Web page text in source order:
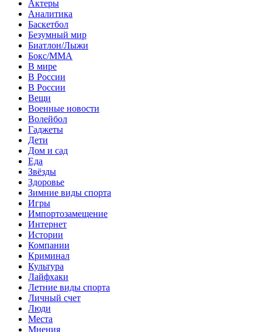
Актеры
Аналитика
Баскетбол
Безумный мир
Биатлон/Лыжи
Бокс/MMA
В мире
В России
В России
Вещи
Военные новости
Волейбол
Гаджеты
Дети
Дом и сад
Еда
Звёзды
Здоровье
Зимние виды спорта
Игры
Импортозамещение
Интернет
Истории
Компании
Криминал
Культура
Лайфхаки
Летние виды спорта
Личный счет
Люди
Места
Мнения